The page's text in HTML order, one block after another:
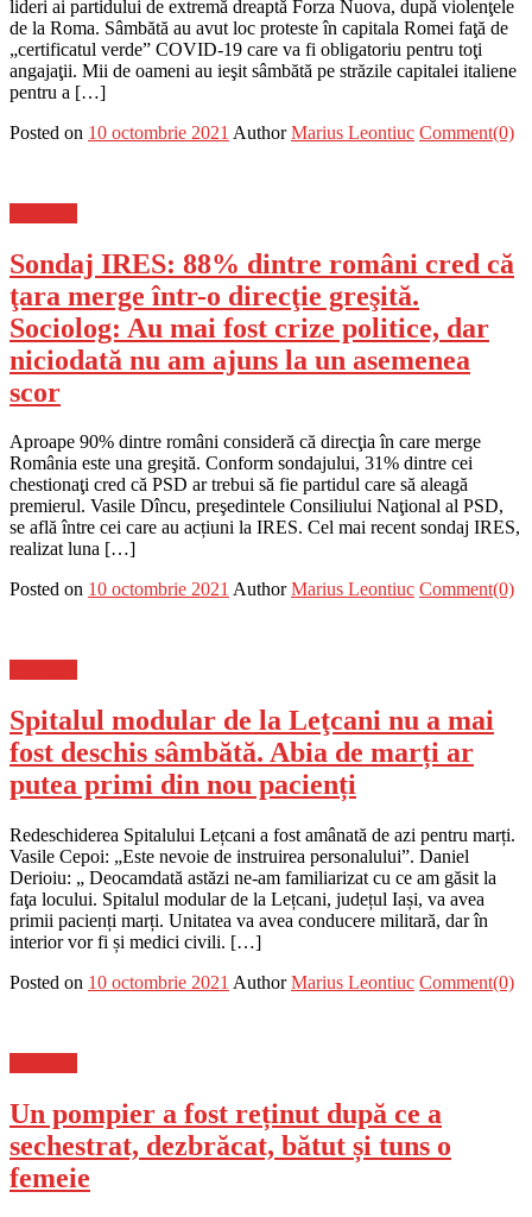
lideri ai partidului de extremă dreaptă Forza Nuova, după violenţele
de la Roma. Sâmbătă au avut loc proteste în capitala Romei faţă de
„certificatul verde” COVID-19 care va fi obligatoriu pentru toţi
angajaţii. Mii de oameni au ieşit sâmbătă pe străzile capitalei italiene
pentru a […]
Posted on 10 octombrie 2021 Author Marius Leontiuc Comment(0)
Sondaj IRES: 88% dintre români cred că
ţara merge într-o direcţie greşită.
Sociolog: Au mai fost crize politice, dar
niciodată nu am ajuns la un asemenea
scor
Aproape 90% dintre români consideră că direcţia în care merge
România este una greşită. Conform sondajului, 31% dintre cei
chestionaţi cred că PSD ar trebui să fie partidul care să aleagă
premierul. Vasile Dîncu, preşedintele Consiliului Naţional al PSD,
se află între cei care au acțiuni la IRES. Cel mai recent sondaj IRES,
realizat luna […]
Posted on 10 octombrie 2021 Author Marius Leontiuc Comment(0)
Spitalul modular de la Leţcani nu a mai
fost deschis sâmbătă. Abia de marți ar
putea primi din nou pacienți
Redeschiderea Spitalului Lețcani a fost amânată de azi pentru marți.
Vasile Cepoi: „Este nevoie de instruirea personalului”. Daniel
Derioiu: „ Deocamdată astăzi ne-am familiarizat cu ce am găsit la
faţa locului. Spitalul modular de la Lețcani, județul Iași, va avea
primii pacienți marți. Unitatea va avea conducere militară, dar în
interior vor fi și medici civili. […]
Posted on 10 octombrie 2021 Author Marius Leontiuc Comment(0)
Un pompier a fost reținut după ce a
sechestrat, dezbrăcat, bătut și tuns o
femeie